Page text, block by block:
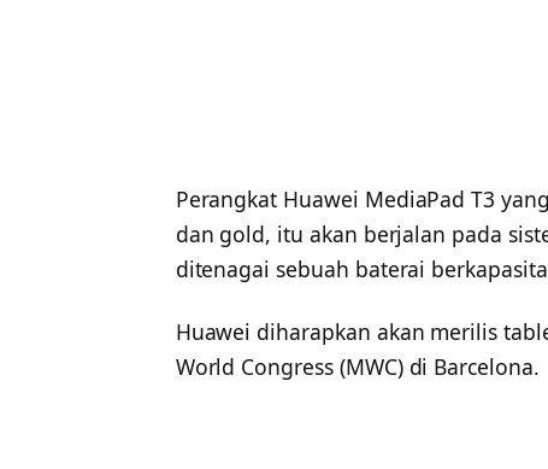
Perangkat Huawei MediaPad T3
dan gold, itu akan berjalan pada
ditenagai sebuah baterai
Huawei diharapkan akan merilis
World Congress (MWC) di Barcelona.